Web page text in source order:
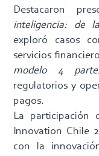
Destacaron
inteligencia: de
exploró casos
servicios
modelo 4
regulatorios y
pagos.
La participación
Innovation Chile
con la